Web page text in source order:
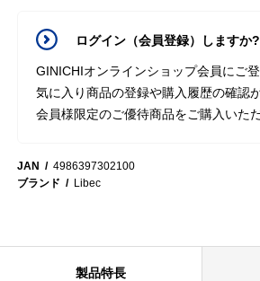
ログイン（会員登録）しますか?
GINICHIオンラインショップ会員にご
気に入り商品の登録や購入履歴の確認
会員様限定のご優待商品をご購入いた
JAN
4986397302100
ブランド
Libec
製品特長